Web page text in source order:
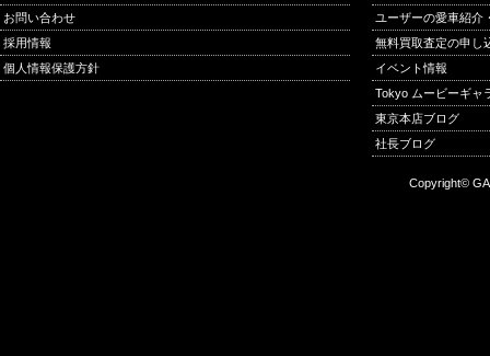
お問い合わせ
採用情報
個人情報保護方針
ユーザーの愛車紹介
無料買取査定の申し
イベント情報
Tokyo ムービーギャ
東京本店ブログ
社長ブログ
Copyright©